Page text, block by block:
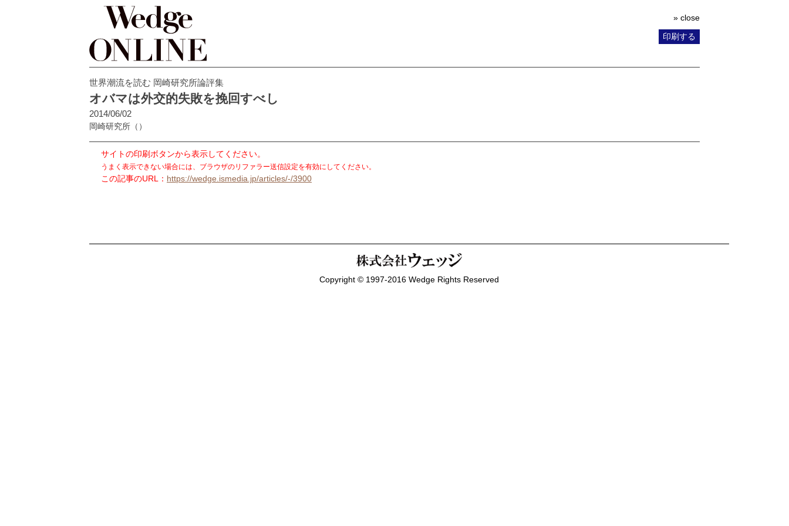
» close
印刷する
世界潮流を読む 岡崎研究所論評集
オバマは外交的失敗を挽回すべし
2014/06/02
岡崎研究所 （）
サイトの印刷ボタンから表示してください。
うまく表示できない場合には、ブラウザのリファラー送信設定を有効にしてください。
この記事のURL： https://wedge.ismedia.jp/articles/-/3900
Copyright © 1997-2016 Wedge Rights Reserved